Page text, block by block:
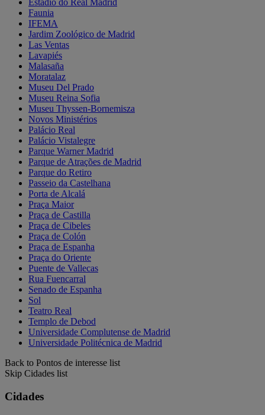
Estádio do Real Madrid
Faunia
IFEMA
Jardim Zoológico de Madrid
Las Ventas
Lavapiés
Malasaña
Moratalaz
Museu Del Prado
Museu Reina Sofia
Museu Thyssen-Bornemisza
Novos Ministérios
Palácio Real
Palácio Vistalegre
Parque Warner Madrid
Parque de Atrações de Madrid
Parque do Retiro
Passeio da Castelhana
Porta de Alcalá
Praça Maior
Praça de Castilla
Praça de Cibeles
Praça de Colón
Praça de Espanha
Praça do Oriente
Puente de Vallecas
Rua Fuencarral
Senado de Espanha
Sol
Teatro Real
Templo de Debod
Universidade Complutense de Madrid
Universidade Politécnica de Madrid
Back to Pontos de interesse list
Skip Cidades list
Cidades